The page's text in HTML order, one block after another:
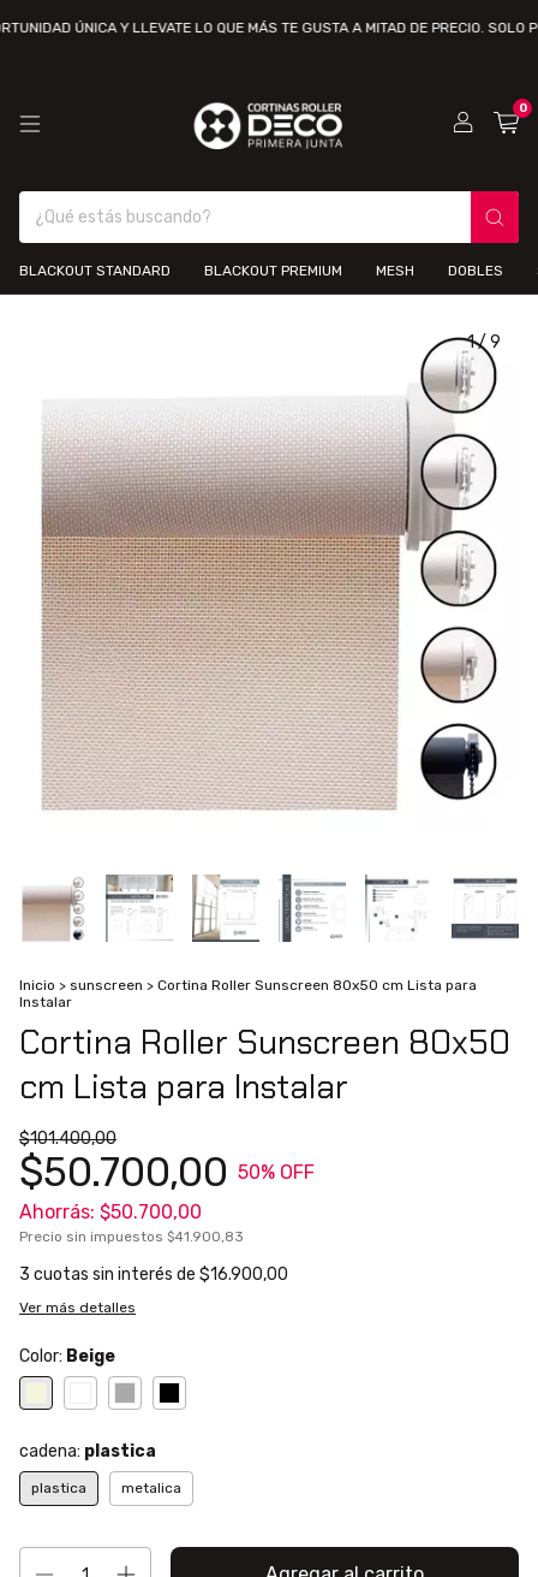
ÚNICA Y LLEVATE LO QUE MÁS TE GUSTA A MITAD DE PRECIO. SOLO POR
0
BLACKOUT STANDARD BLACKOUT PREMIUM MESH DOBLES
1/ 9
Inicio > sunscreen > Cortina Roller Sunscreen 80x50 cm Lista para
Instalar
Cortina Roller Sunscreen 80x50
cm Lista para Instalar
$101.400,00
$50.700,00 50% OFF
Ahorrás: $50.700,00
Precio sin impuestos $41.900,83
3 cuotas sin interés de $16.900,00
Ver más detalles
Color: Beige
cadena: plastica
plastica metalica